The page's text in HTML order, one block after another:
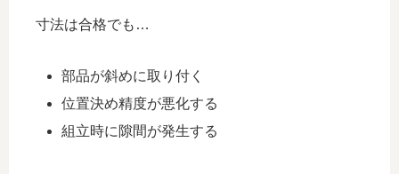
寸法は合格でも…
部品が斜めに取り付く
位置決め精度が悪化する
組立時に隙間が発生する